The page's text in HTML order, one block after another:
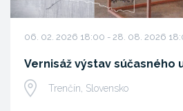
06. 02. 2026 18:00 - 28. 08. 2026
Vernisáž výstav súčasného
Trenčín, Slovensko